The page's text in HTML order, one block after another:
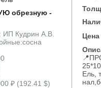
обрезную -
ИП Кудрин А.В.
₽ (192.41 $)
Цена
Ель,